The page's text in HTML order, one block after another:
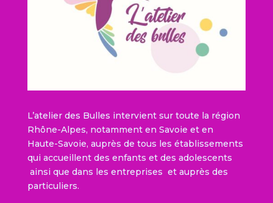
L’atelier des Bulles intervient sur toute la région
Rhône-Alpes, notamment en Savoie et en
Haute-Savoie, auprès de tous les établissements
qui accueillent des enfants et des adolescents
ainsi que dans les entreprises et auprès des
particuliers.